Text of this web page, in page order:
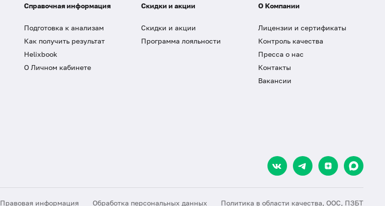
Справочная информация
Подготовка к анализам
Как получить результат
Helixbook
О Личном кабинете
Скидки и акции
Скидки и акции
Программа лояльности
О Компании
Лицензии и сертификаты
Контроль качества
Пресса о нас
Контакты
Вакансии
Правовая информация Обработка персональных данных Политика в области качества, ООС, ПЗБТ